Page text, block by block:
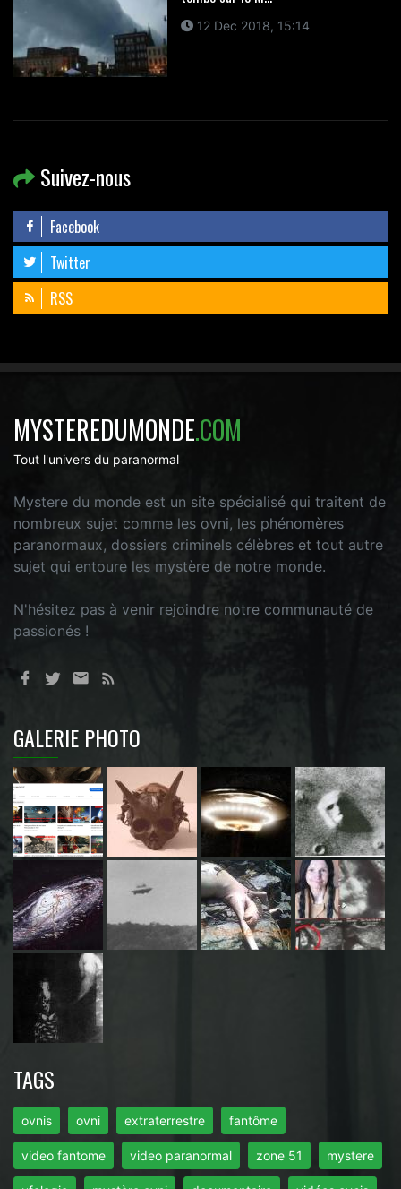
12 Dec 2018, 15:14
Suivez-nous
Facebook
Twitter
RSS
MYSTEREDUMONDE.COM
Tout l'univers du paranormal
Mystere du monde est un site spécialisé qui traitent de
nombreux sujet comme les ovni, les phénomères
paranormaux, dossiers criminels célèbres et tout autre
sujet qui entoure les mystère de notre monde.
N'hésitez pas à venir rejoindre notre communauté de
passionés !
GALERIE PHOTO
TAGS
ovnis ovni extraterrestre fantôme
video fantome video paranormal zone 51 mystere